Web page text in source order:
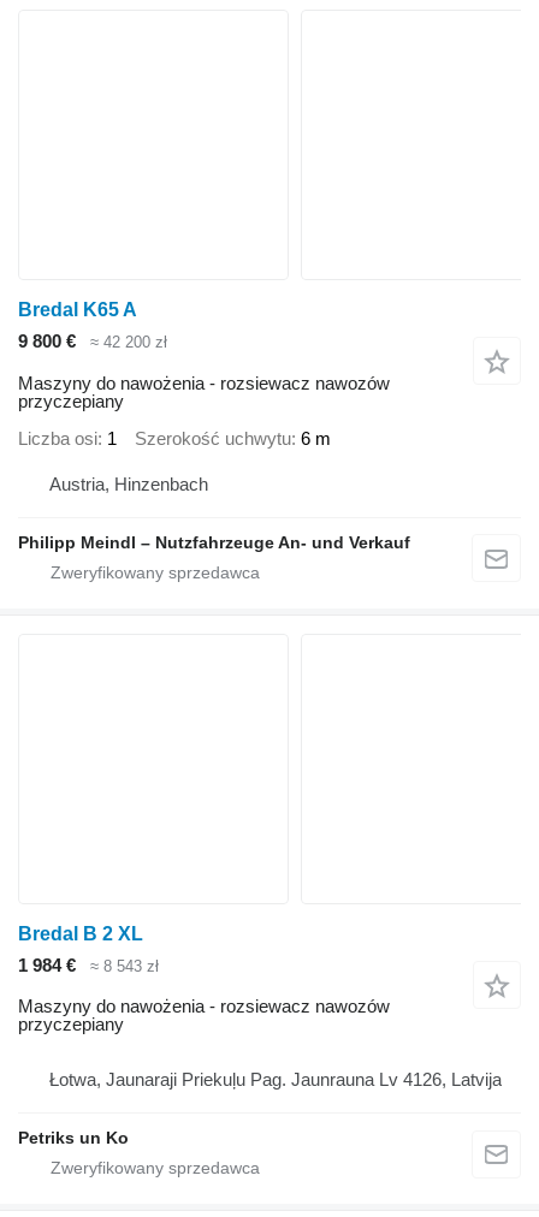
Bredal K65 A
9 800 €
≈ 42 200 zł
Maszyny do nawożenia - rozsiewacz nawozów
przyczepiany
Liczba osi 1 Szerokość uchwytu 6 m
Austria, Hinzenbach
Philipp Meindl – Nutzfahrzeuge An- und Verkauf
Bredal B 2 XL
1 984 €
≈ 8 543 zł
Maszyny do nawożenia - rozsiewacz nawozów
przyczepiany
Łotwa, Jaunaraji Priekuļu Pag. Jaunrauna Lv 4126, Latvija
Petriks un Ko